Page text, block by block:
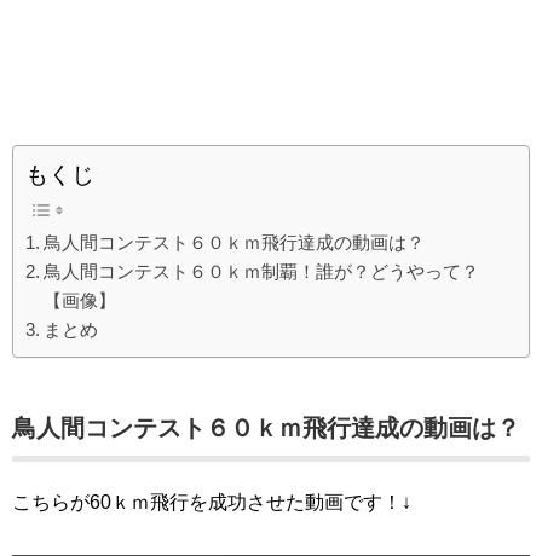
もくじ
鳥人間コンテスト６０ｋｍ飛行達成の動画は？
鳥人間コンテスト６０ｋｍ制覇！誰が？どうやって？
【画像】
まとめ
鳥人間コンテスト６０ｋｍ飛行達成の動画は？
こちらが60ｋｍ飛行を成功させた動画です！↓